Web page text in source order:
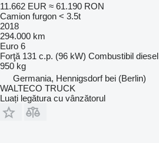
11.662 EUR ≈ 61.190 RON
Camion furgon < 3.5t
2018
294.000 km
Euro 6
Forţă 131 c.p. (96 kW) Combustibil diesel
950 kg
Germania, Hennigsdorf bei (Berlin)
WALTECO TRUCK
Luați legătura cu vânzătorul